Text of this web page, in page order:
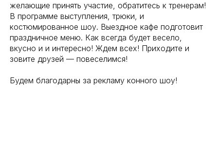
желающие принять участие, обратитесь к тренерам!
В программе выступления, трюки, и
костюмированное шоу. Выездное кафе подготовит
праздничное меню. Как всегда будет весело,
вкусно и и интересно! Ждем всех! Приходите и
зовите друзей — повеселимся!
Будем благодарны за рекламу конного шоу!